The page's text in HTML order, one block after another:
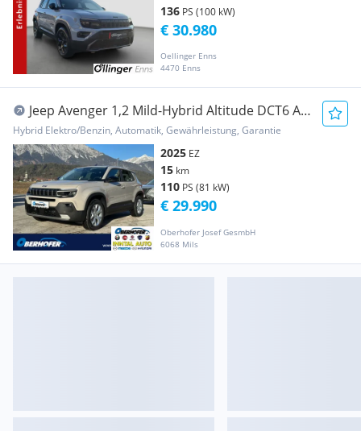
136 PS (100 kW)
Oellinger Enns
4470 Enns
€ 30.980
Jeep Avenger 1,2 Mild-Hybrid Altitude DCT6 AT
*29.990.-
Hybrid Elektro/Benzin, Automatik, Gewährleistung, Garantie
2025 EZ
15 km
110 PS (81 kW)
Oberhofer Josef GesmbH
6068 Mils
€ 29.990